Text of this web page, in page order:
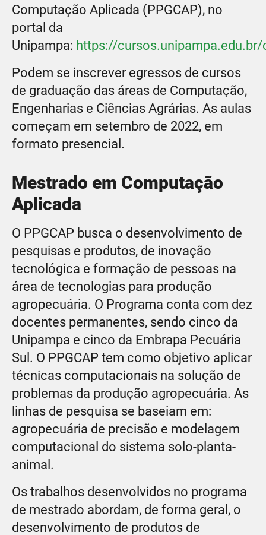
Computação Aplicada (PPGCAP), no
portal da
Unipampa: https://
Podem se inscrever egressos de cursos
de graduação das áreas de Computação,
Engenharias e Ciências Agrárias. As aulas
começam em setembro de 2022, em
formato presencial.
Mestrado em Computação
Aplicada
O PPGCAP busca o desenvolvimento de
pesquisas e produtos, de inovação
tecnológica e formação de pessoas na
área de tecnologias para produção
agropecuária. O Programa conta com dez
docentes permanentes, sendo cinco da
Unipampa e cinco da Embrapa Pecuária
Sul. O PPGCAP tem como objetivo aplicar
técnicas computacionais na solução de
problemas da produção agropecuária. As
linhas de pesquisa se baseiam em:
agropecuária de precisão e modelagem
computacional do sistema solo-planta-
animal.
Os trabalhos desenvolvidos no programa
de mestrado abordam, de forma geral, o
desenvolvimento de produtos de